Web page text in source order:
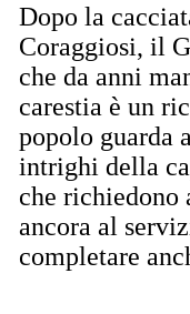
Dopo la
Coraggiosi, il
che da anni
carestia è un
popolo guarda
intrighi della
che richiedono
ancora al
completare